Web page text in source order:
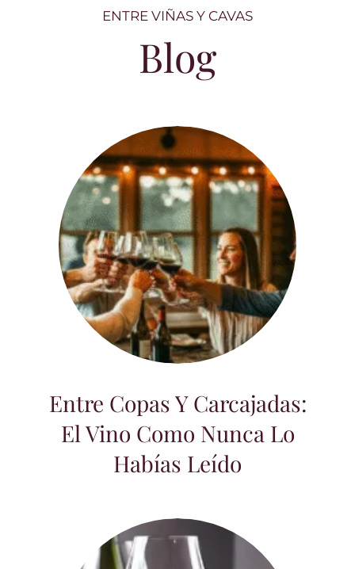
Blog
Entre copas y carcajadas: el vino como
nunca lo habías leído
El Vino Como Nunca Lo
Habías Leído